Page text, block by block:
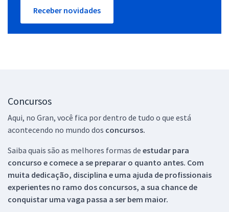
Receber novidades
Concursos
Aqui, no Gran, você fica por dentro de tudo o que está
acontecendo no mundo dos concursos.
Saiba quais são as melhores formas de estudar para
concurso e comece a se preparar o quanto antes. Com
muita dedicação, disciplina e uma ajuda de profissionais
experientes no ramo dos concursos, a sua chance de
conquistar uma vaga passa a ser bem maior.